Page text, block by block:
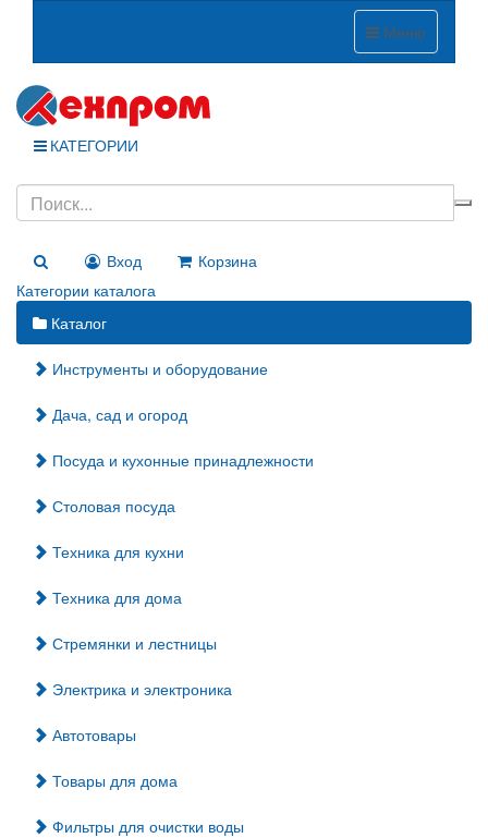
Меню
КАТЕГОРИИ
Вход
Корзина
Категории каталога
Каталог
Инструменты и оборудование
Дача, сад и огород
Посуда и кухонные принадлежности
Столовая посуда
Техника для кухни
Техника для дома
Стремянки и лестницы
Электрика и электроника
Автотовары
Товары для дома
Фильтры для очистки воды